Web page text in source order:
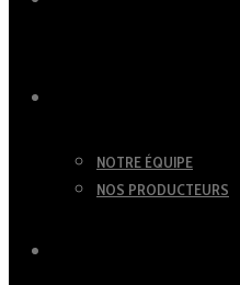
NOTRE ÉQUIPE
NOS PRODUCTEURS